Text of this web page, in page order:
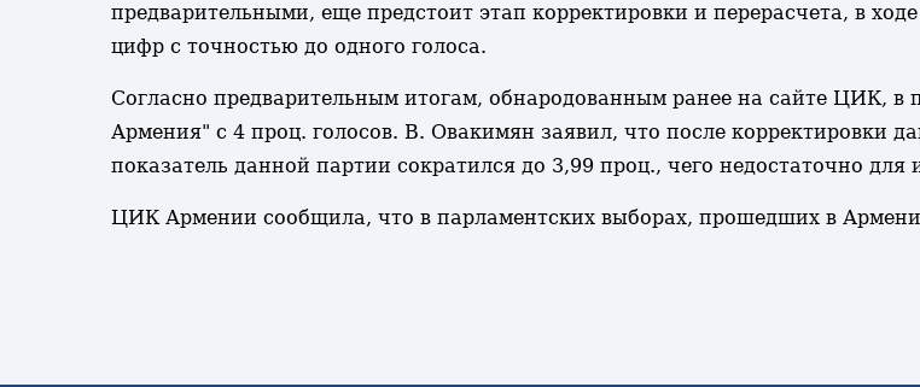
предварительными, еще предстоит этап корректировки и перерасчета, в
цифр с точностью до одного голоса.
Согласно предварительным итогам, обнародованным ранее на сайте ЦИК,
Армения" с 4 проц. голосов. В. Овакимян заявил, что после корректировки
показатель данной партии сократился до 3,99 проц., чего недостаточно для
ЦИК Армении сообщила, что в парламентских выборах, прошедших в